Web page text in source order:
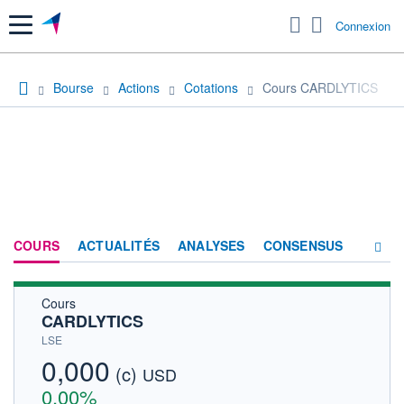
Menu Connexion
Bourse Actions Cotations Cours CARDLYTICS
COURS ACTUALITÉS ANALYSES CONSENSUS
Cours
CARDLYTICS
LSE
0,000 (c) USD
0,00%